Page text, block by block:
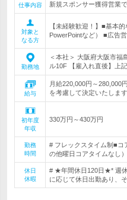
仕事内容
新規スポンサー獲得営業で
対象と
なる方
【未経験歓迎！】■基本
PowerPointなど） ■広告
勤務地
＜本社＞ 大阪府大阪市福
ル10F 【雇入れ直後】上
給与
月給220,000円～280,000
を考慮して決定いたしま
初年度
年収
330万円～430万円
勤務
時間
# フレックスタイム制■コ
の他曜日コアタイムなし
休日
休暇
# ★年間休日120日★* 週
に応じて休日出勤あり、